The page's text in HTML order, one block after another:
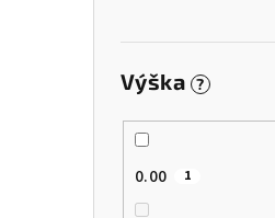
Výška ?
0.00 1